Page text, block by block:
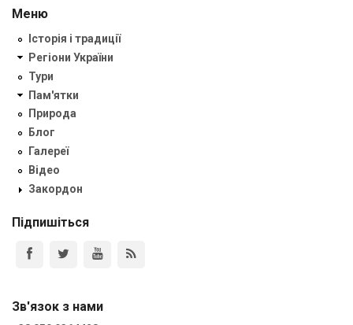
Меню
Історія і традиції
Регіони України
Тури
Пам'ятки
Природа
Блог
Галереї
Відео
Закордон
Підпишіться
Зв'язок з нами